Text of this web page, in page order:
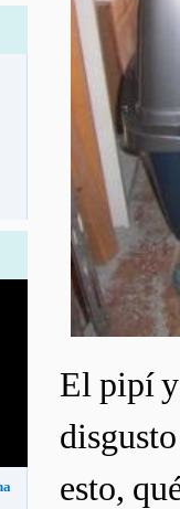
El pipí y
esto,